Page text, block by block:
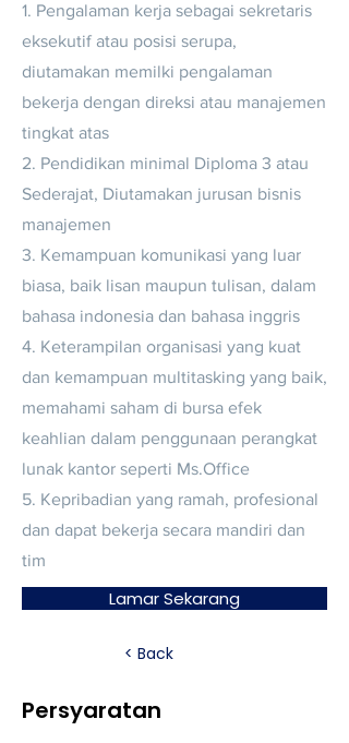
1. Pengalaman kerja sebagai sekretaris
eksekutif atau posisi serupa,
diutamakan memilki pengalaman
bekerja dengan direksi atau manajemen
tingkat atas
2. Pendidikan minimal Diploma 3 atau
Sederajat, Diutamakan jurusan bisnis
manajemen
3. Kemampuan komunikasi yang luar
biasa, baik lisan maupun tulisan, dalam
bahasa indonesia dan bahasa inggris
4. Keterampilan organisasi yang kuat
dan kemampuan multitasking yang baik,
memahami saham di bursa efek
keahlian dalam penggunaan perangkat
lunak kantor seperti Ms.Office
5. Kepribadian yang ramah, profesional
dan dapat bekerja secara mandiri dan
tim
Lamar Sekarang
< Back
Persyaratan